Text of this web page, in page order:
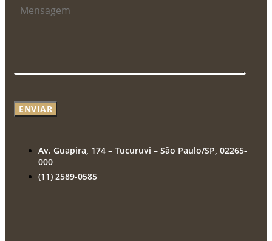
ENVIAR
Av. Guapira, 174 – Tucuruvi – São Paulo/SP, 02265-
000
(11) 2589-0585